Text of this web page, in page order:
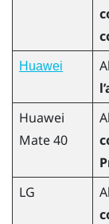
Huawei
Huawei
Mate 40
LG